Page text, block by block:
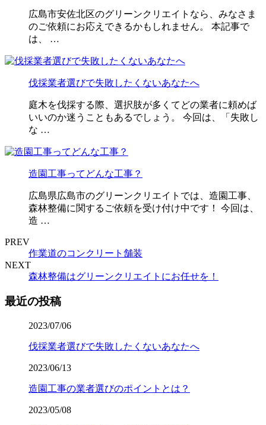
広島市安佐北区のグリーンクリエイトなら、みなさま
のご依頼にお応えできるかもしれません。 本記事で
は、 …
伐採業者選びで失敗したくないあなたへ
庭木を伐採する際、選択肢が多くてどの業者に頼めば
いいのか迷うこともあるでしょう。 今回は、「失敗し
な …
造園工事ってどんな工事？
広島県広島市のグリーンクリエイトでは、造園工事、
森林整備に関するご依頼を受け付け中です！ 今回は、
造 …
PREV
作業道のコンクリート舗装
NEXT
森林整備はグリーンクリエイトにお任せを！
最近の投稿
2023/07/06
伐採業者選びで失敗したくないあなたへ
2023/06/13
造園工事の業者選びのポイントとは？
2023/05/08